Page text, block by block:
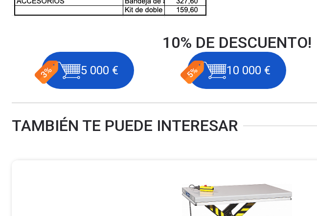
10% DE DESCUENTO!
5 000 € 10 000 €
TAMBIÉN TE PUEDE INTERESAR